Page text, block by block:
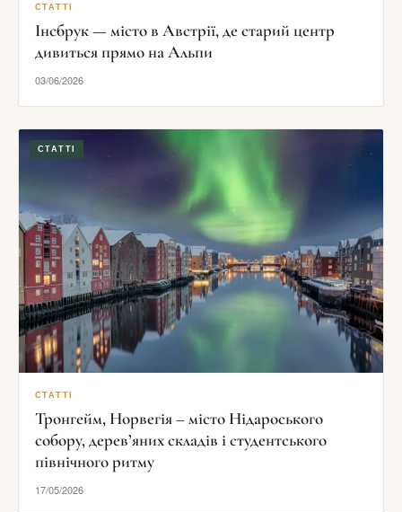
СТАТТІ
Інсбрук — місто в Австрії, де старий центр
дивиться прямо на Альпи
03/06/2026
СТАТТІ
СТАТТІ
Тронгейм, Норвегія – місто Нідароського
собору, дерев’яних складів і студентського
північного ритму
17/05/2026